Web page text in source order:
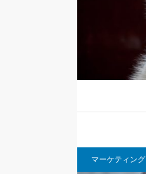
マーケティング